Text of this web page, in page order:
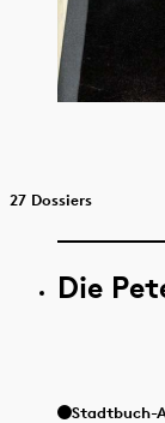
27 Dossiers
Die
Stadtbuch-